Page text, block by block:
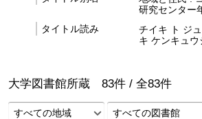
研究センター
タイトル読み
チイキ ト ジ
キ ケンキュウ
大学図書館所蔵 83件 / 全83件
すべての地域
すべての図書館